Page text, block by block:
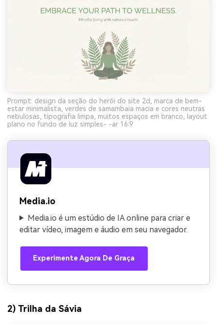
Prompt: design da seção do herói do site 2d, marca de bem-
estar minimalista, verdes de samambaia macia e cores neutras
nebulosas, tipografia limpa, muitos espaços em branco, layout
plano no fundo de luz simples- -ar 16:9
Media.io
Media.io é um estúdio de IA online para criar e
editar vídeo, imagem e áudio em seu navegador.
Experimente Agora De Graça
2) Trilha da Sávia